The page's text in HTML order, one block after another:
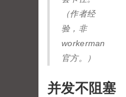
（作者经
验，非
workerman
官方。）
并发不阻塞